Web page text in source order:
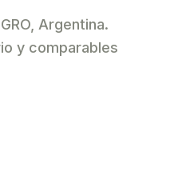
, Argentina.
y comparables